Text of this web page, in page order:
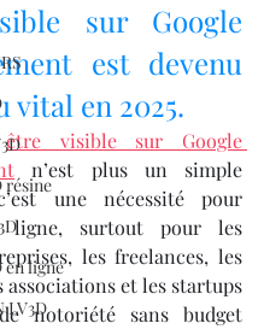
résine
en ligne
LV3D
sur Google
est devenu
vital en 2025.
être visible sur Google
n’est plus un simple
une nécessité pour
ligne, surtout pour les
les freelances, les
associations et les startups
notoriété sans budget